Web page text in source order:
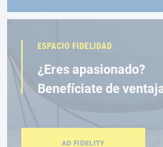
ESPACIO FIDELIDAD
¿Eres apasionado?
Benefíciate de
AD FIDELITY